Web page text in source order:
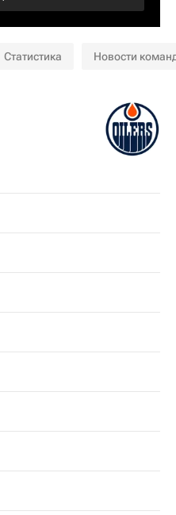
Статистика Новости